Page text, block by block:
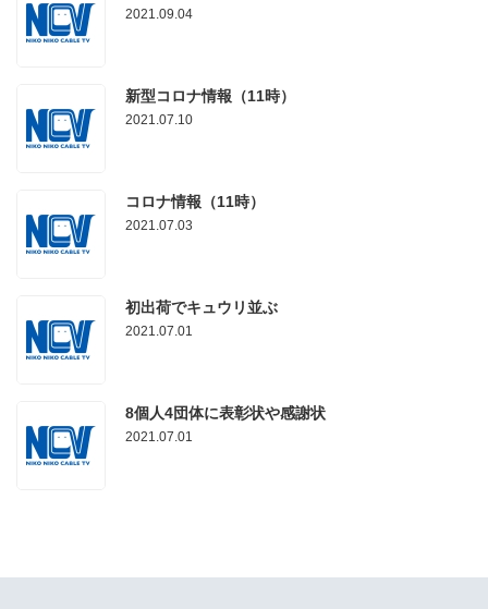
2021.09.04
新型コロナ情報（11時）
2021.07.10
コロナ情報（11時）
2021.07.03
初出荷でキュウリ並ぶ
2021.07.01
8個人4団体に表彰状や感謝状
2021.07.01